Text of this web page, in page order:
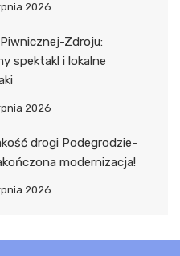
2026
Zdroju:
spektakl i lokalne
2026
drogi Podegrodzie-
modernizacja!
2026